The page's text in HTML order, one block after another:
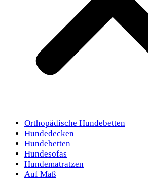
Orthopädische Hundebetten
Hundedecken
Hundebetten
Hundesofas
Hundematratzen
Auf Maß